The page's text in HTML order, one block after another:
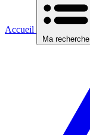
Accueil
Ma recherche